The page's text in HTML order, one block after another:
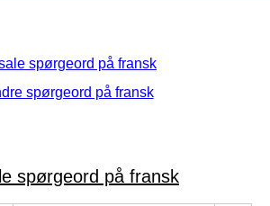
spørgeord på fransk
spørgeord på fransk
spørgeord på fransk